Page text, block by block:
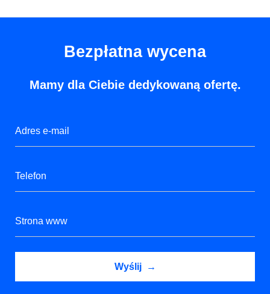
Bezpłatna wycena
Mamy dla Ciebie dedykowaną ofertę.